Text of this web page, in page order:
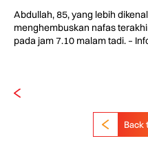
Abdullah, 85, yang lebih
menghembuskan nafas
pada jam 7.10 malam tadi. –
Back